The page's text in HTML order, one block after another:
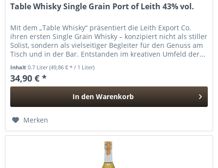
Table Whisky Single Grain Port of Leith 43% vol.
Mit dem „Table Whisky“ präsentiert die Leith Export Co.
ihren ersten Single Grain Whisky – konzipiert nicht als stiller
Solist, sondern als vielseitiger Begleiter für den Genuss am
Tisch und in der Bar. Entstanden im kreativen Umfeld der...
Inhalt0.7 Liter(49,86 € * / 1 Liter)
34,90 € *
In den Warenkorb
Merken